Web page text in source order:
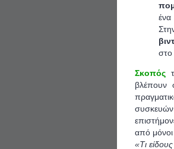
ένα
στο
Σκοπός
βλέπουν
από μόνοι
«Τι